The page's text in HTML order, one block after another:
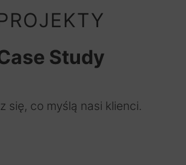
Study
się, co myślą nasi klienci.